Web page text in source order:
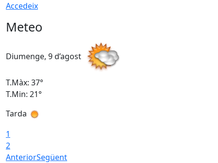
Accedeix
Meteo
Diumenge, 9 d’agost
T.Màx: 37°
T.Min: 21°
Tarda
1
2
AnteriorSegüent